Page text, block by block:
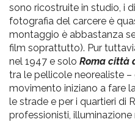
sono ricostruite in studio, i
fotografia del carcere è
montaggio è abbastanza
film soprattutto). Pur
nel 1947 e solo Roma città
tra le pellicole neorealiste
movimento iniziano a fare
le strade e per i quartieri di
professionisti,